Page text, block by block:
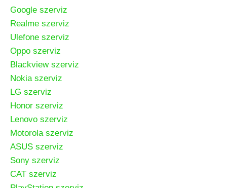
Google szerviz
Realme szerviz
Ulefone szerviz
Oppo szerviz
Blackview szerviz
Nokia szerviz
LG szerviz
Honor szerviz
Lenovo szerviz
Motorola szerviz
ASUS szerviz
Sony szerviz
CAT szerviz